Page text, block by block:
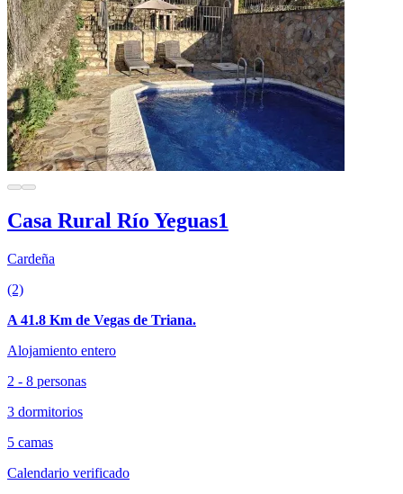
Casa Rural Río Yeguas1
Cardeña
(2)
A 41.8 Km de Vegas de Triana.
Alojamiento entero
2 - 8 personas
3 dormitorios
5 camas
Calendario verificado